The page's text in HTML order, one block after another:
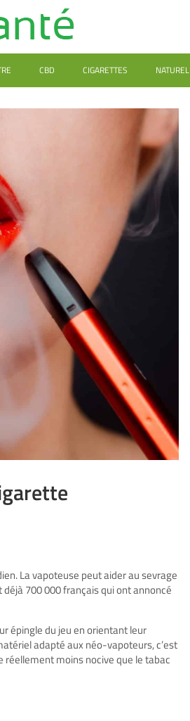
CBD CIGARETTES NATUREL
La vapoteuse peut aider au sevrage
700 000 français qui ont annoncé
épingle du jeu en orientant leur
adapté aux néo-vapoteurs, c’est
moins nocive que le tabac